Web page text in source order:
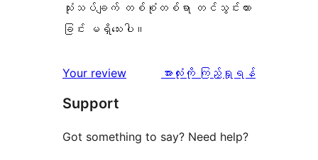
သုံးသပ်ချက် တစ်စုံတစ်ရာ တင်သွင်းထား
ခြင်း မရှိသေးပါ။
Your review
သုံးသပ်
အားလုံးကို ကြည့်ရှုရန်
Support
Got something to say? Need help?